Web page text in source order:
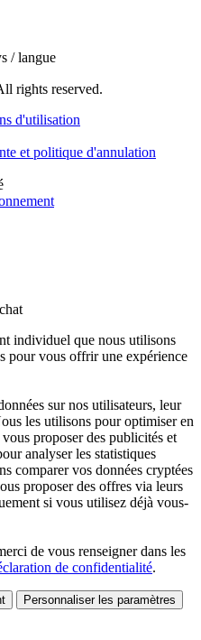
/ langue
rights reserved.
d'utilisation
et politique d'annulation
individuel que nous utilisons
pour vous offrir une expérience
sur nos utilisateurs, leur
les utilisons pour optimiser en
proposer des publicités et
analyser les statistiques
comparer vos données cryptées
proposer des offres via leurs
si vous utilisez déjà vous-
de vous renseigner dans les
de confidentialité.
Personnaliser les paramètres